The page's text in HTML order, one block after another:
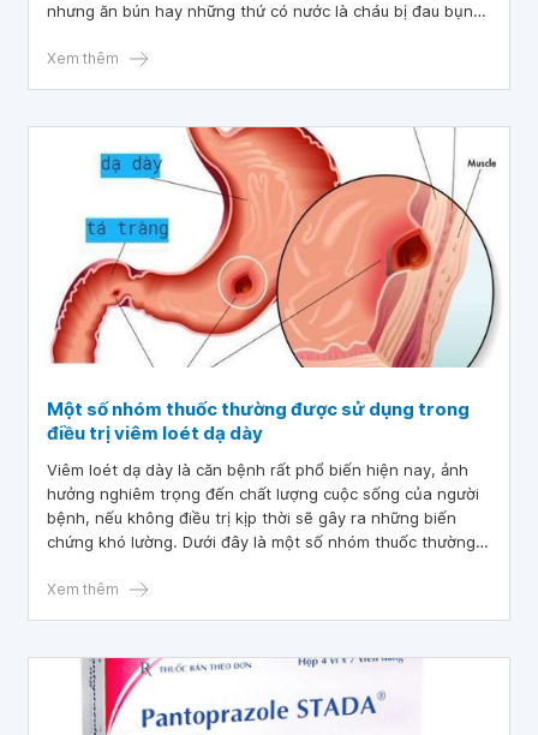
nhưng ăn bún hay những thứ có nước là cháu bị đau bụng,
đồ có nước buổi sáng là dấu hiệu bệnh gì? Cháu cảm ơn
Xem thêm
Một số nhóm thuốc thường được sử dụng trong
điều trị viêm loét dạ dày
Viêm loét dạ dày là căn bệnh rất phổ biến hiện nay, ảnh
hưởng nghiêm trọng đến chất lượng cuộc sống của người
bệnh, nếu không điều trị kịp thời sẽ gây ra những biến
chứng khó lường. Dưới đây là một số nhóm thuốc thường
Xem thêm